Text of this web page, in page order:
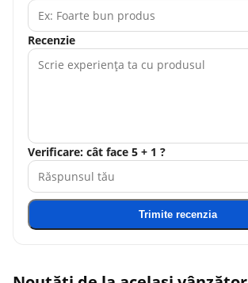
Recenzie
Verificare: cât face 5 + 1 ?
Trimite recenzia